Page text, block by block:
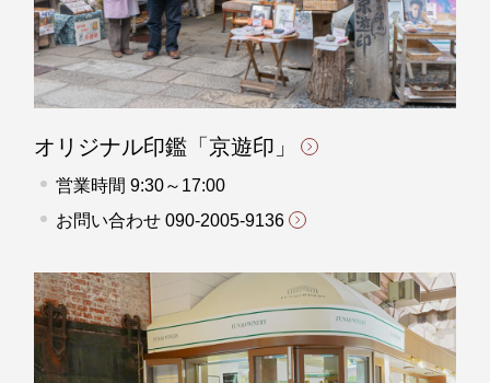
オリジナル印鑑「京遊印」
営業時間 9:30～17:00
お問い合わせ090-2005-9136